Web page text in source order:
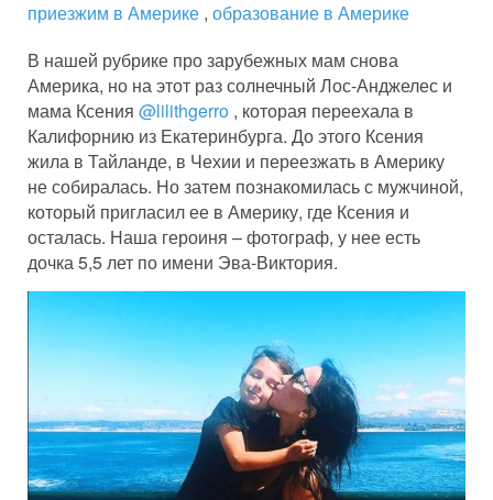
приезжим в Америке , образование в Америке
В нашей рубрике про зарубежных мам снова
Америка, но на этот раз солнечный Лос-Анджелес и
мама Ксения @lilithgerro , которая переехала в
Калифорнию из Екатеринбурга. До этого Ксения
жила в Тайланде, в Чехии и переезжать в Америку
не собиралась. Но затем познакомилась с мужчиной,
который пригласил ее в Америку, где Ксения и
осталась. Наша героиня – фотограф, у нее есть
дочка 5,5 лет по имени Эва-Виктория.